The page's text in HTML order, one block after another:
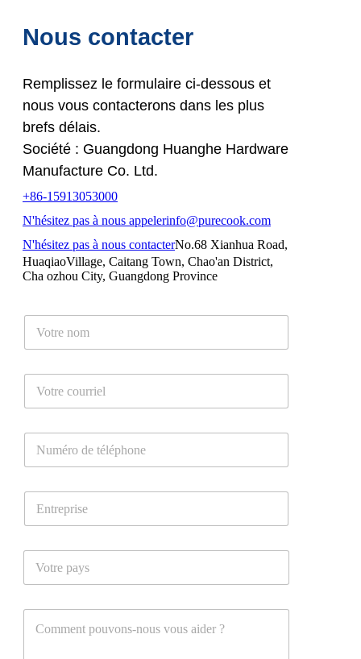
Nous contacter
Remplissez le formulaire ci-dessous et
nous vous contacterons dans les plus
brefs délais.
Société : Guangdong Huanghe Hardware
Manufacture Co. Ltd.
+86-15913053000
N'hésitez pas à nous appelerinfo@purecook.com
N'hésitez pas à nous contacterNo.68 Xianhua Road,
HuaqiaoVillage, Caitang Town, Chao'an District,
Cha ozhou City, Guangdong Province